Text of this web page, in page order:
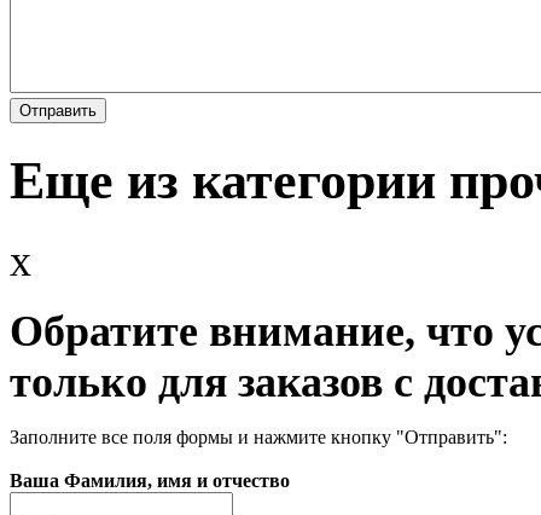
Еще из категории
x
Обратите внимание, что
только для заказов с
Заполните все поля формы и нажмите кнопку "Отправить":
Ваша Фамилия, имя и отчество